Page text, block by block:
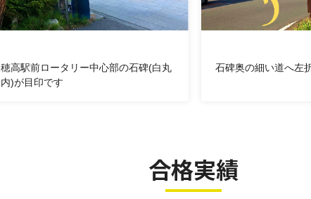
穂高駅前ロータリー中心部の石碑(白丸
内)が目印です
石碑奥の細い道へ左
合格実績